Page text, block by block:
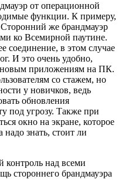
от операционной
функции. К примеру,
же брандмауэр
ко Всемирной паутине.
соединение, в этом случае
И это очень удобно,
новым приложениям на ПК.
со стажем, но
у новичков, ведь
обновления
под угрозу. Также при
окно на экране, которое
надо знать, стоит ли
над всеми
стороннего брандмауэра